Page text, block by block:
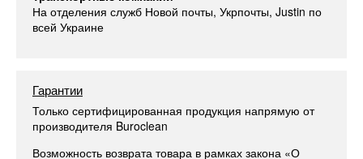
На отделения служб Новой почты, Укрпочты, Justin по
всей Украине
Гарантии
Только сертифицированная продукция напрямую от
производителя Buroclean
Возможность возврата товара в рамках закона «О